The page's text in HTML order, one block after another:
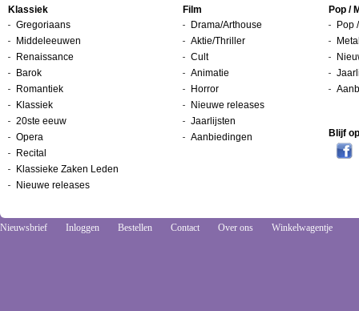
Klassiek
Gregoriaans
Middeleeuwen
Renaissance
Barok
Romantiek
Klassiek
20ste eeuw
Opera
Recital
Klassieke Zaken Leden
Nieuwe releases
Film
Drama/Arthouse
Aktie/Thriller
Cult
Animatie
Horror
Nieuwe releases
Jaarlijsten
Aanbiedingen
Pop /
Pop
Blijf
Nieuwsbrief Inloggen Bestellen Contact Over ons Winkelwagentje